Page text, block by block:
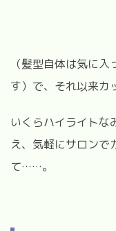
（髪型自体は気に
す）で、それ以来カ
いくらハイライトな
え、気軽にサロンで
て……。